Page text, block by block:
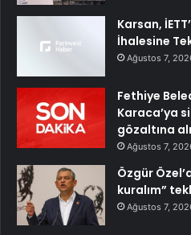
Karsan,
İhalesine
Ağustos 7,
Fethiye
Karaca’ya
gözaltına
Ağustos 7,
Özgür
kuralım”
Ağustos 7,